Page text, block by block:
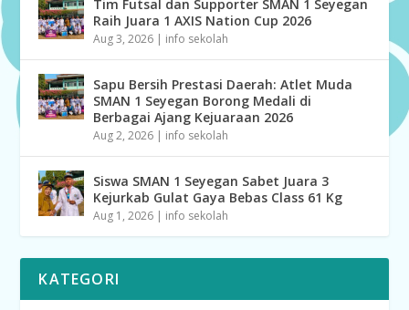
Tim Futsal dan Supporter SMAN 1 Seyegan
Raih Juara 1 AXIS Nation Cup 2026
Aug 3, 2026 | info sekolah
Sapu Bersih Prestasi Daerah: Atlet Muda
SMAN 1 Seyegan Borong Medali di
Berbagai Ajang Kejuaraan 2026
Aug 2, 2026 | info sekolah
Siswa SMAN 1 Seyegan Sabet Juara 3
Kejurkab Gulat Gaya Bebas Class 61 Kg
Aug 1, 2026 | info sekolah
KATEGORI